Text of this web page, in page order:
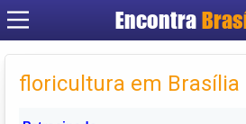
Encontra
Criar conta
floricultura em Brasília